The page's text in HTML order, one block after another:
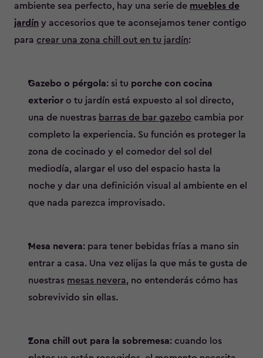
ambiente sea perfecto, hay una serie de muebles de
jardín y accesorios que te aconsejamos tener contigo
para crear una zona chill out en tu jardín:
Gazebo o pérgola: si tu porche con cocina
exterior o tu jardín está expuesto al sol directo,
una de nuestras barras de bar gazebo cambia por
completo la experiencia. Su función es proteger la
zona de cocinado y el comedor del sol del
mediodía, alargar el uso del espacio hasta la
noche y dar una definición visual al ambiente en el
que nada parezca improvisado.
Mesa nevera: para tener bebidas frías a mano sin
entrar a casa. Una vez elijas la que más te gusta de
nuestras mesas nevera, no entenderás cómo has
sobrevivido sin ellas.
Zona chill out para la sobremesa: cuando los